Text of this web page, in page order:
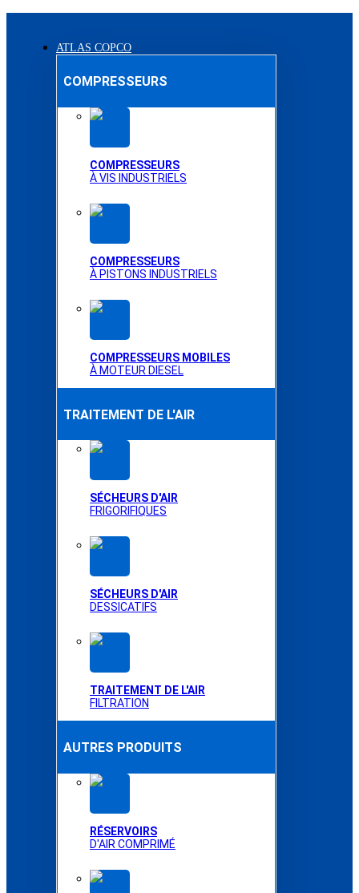
ATLAS COPCO
COMPRESSEURS
COMPRESSEURS
À VIS INDUSTRIELS
COMPRESSEURS
À PISTONS INDUSTRIELS
COMPRESSEURS MOBILES
À MOTEUR DIESEL
TRAITEMENT DE L'AIR
SÉCHEURS D'AIR
FRIGORIFIQUES
SÉCHEURS D'AIR
DESSICATIFS
TRAITEMENT DE L'AIR
FILTRATION
AUTRES PRODUITS
RÉSERVOIRS
D'AIR COMPRIMÉ